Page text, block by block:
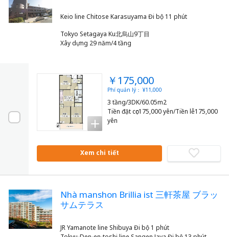
Tokyo Setagaya Ku北烏山9丁目
Xây dựng 29 năm/4 tầng
￥175,000
Phí quản lý： ¥11,000
3 tầng/3DK/60.05m2
Tiền đặt cọc175,000 yên/Tiền lễ175,000
yên
Xem chi tiết
Nhà manshon Brillia ist 三軒茶屋 ブラッ
サムテラス
JR Yamanote line Shibuya Đi bộ 1 phút